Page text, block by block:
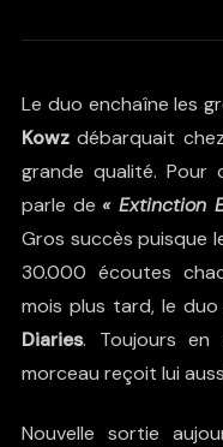
Le duo enchaîne les
Kowzdébarquait chez
grande qualité. Pour
parle de « Extinction
Gros succès puisque
30.000 écoutes
mois plus tard, le
Diaries. Toujours en
morceau reçoit lui
Nouvelle sortie